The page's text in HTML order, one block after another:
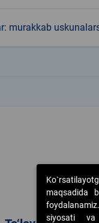
murakkab
maqsadida
siyosati va